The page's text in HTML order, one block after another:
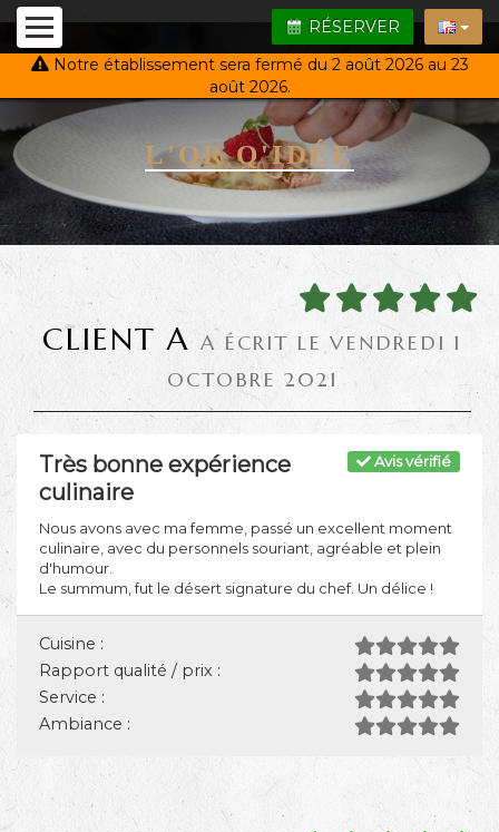
RÉSERVER
Notre établissement sera fermé du 2 août 2026 au 23
août 2026.
L'OR Q'IDÉE
CLIENT A A ÉCRIT LE VENDREDI 1
OCTOBRE 2021
Avis vérifié
Très bonne expérience
culinaire
Nous avons avec ma femme, passé un excellent moment
culinaire, avec du personnels souriant, agréable et plein
d'humour.
Le summum, fut le désert signature du chef. Un délice !
Cuisine :
Rapport qualité / prix :
Service :
Ambiance :